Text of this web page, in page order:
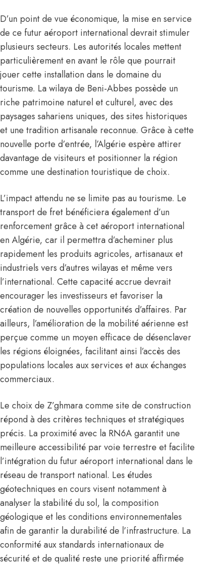
D’un point de vue économique, la mise en service
de ce futur aéroport international devrait stimuler
plusieurs secteurs. Les autorités locales mettent
particulièrement en avant le rôle que pourrait
jouer cette installation dans le domaine du
tourisme. La wilaya de Beni-Abbes possède un
riche patrimoine naturel et culturel, avec des
paysages sahariens uniques, des sites historiques
et une tradition artisanale reconnue. Grâce à cette
nouvelle porte d’entrée, l’Algérie espère attirer
davantage de visiteurs et positionner la région
comme une destination touristique de choix.
L’impact attendu ne se limite pas au tourisme. Le
transport de fret bénéficiera également d’un
renforcement grâce à cet aéroport international
en Algérie, car il permettra d’acheminer plus
rapidement les produits agricoles, artisanaux et
industriels vers d’autres wilayas et même vers
l’international. Cette capacité accrue devrait
encourager les investisseurs et favoriser la
création de nouvelles opportunités d’affaires. Par
ailleurs, l’amélioration de la mobilité aérienne est
perçue comme un moyen efficace de désenclaver
les régions éloignées, facilitant ainsi l’accès des
populations locales aux services et aux échanges
commerciaux.
Le choix de Z’ghmara comme site de construction
répond à des critères techniques et stratégiques
précis. La proximité avec la RN6A garantit une
meilleure accessibilité par voie terrestre et facilite
l’intégration du futur aéroport international dans le
réseau de transport national. Les études
géotechniques en cours visent notamment à
analyser la stabilité du sol, la composition
géologique et les conditions environnementales
afin de garantir la durabilité de l’infrastructure. La
conformité aux standards internationaux de
sécurité et de qualité reste une priorité affirmée